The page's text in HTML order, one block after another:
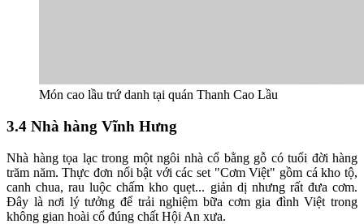
Món cao lầu trứ danh tại quán Thanh Cao Lầu
3.4 Nhà hàng Vĩnh Hưng
Nhà hàng tọa lạc trong một ngôi nhà cổ bằng gỗ có tuổi đời hàng
trăm năm. Thực đơn nổi bật với các set "Cơm Việt" gồm cá kho tộ,
canh chua, rau luộc chấm kho quẹt... giản dị nhưng rất đưa cơm.
Đây là nơi lý tưởng để trải nghiệm bữa cơm gia đình Việt trong
không gian hoài cổ đúng chất Hội An xưa.